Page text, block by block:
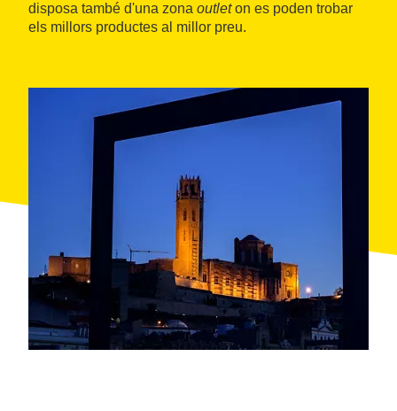
disposa també d'una zona outleton es poden trobar
els millors productes al millor preu.